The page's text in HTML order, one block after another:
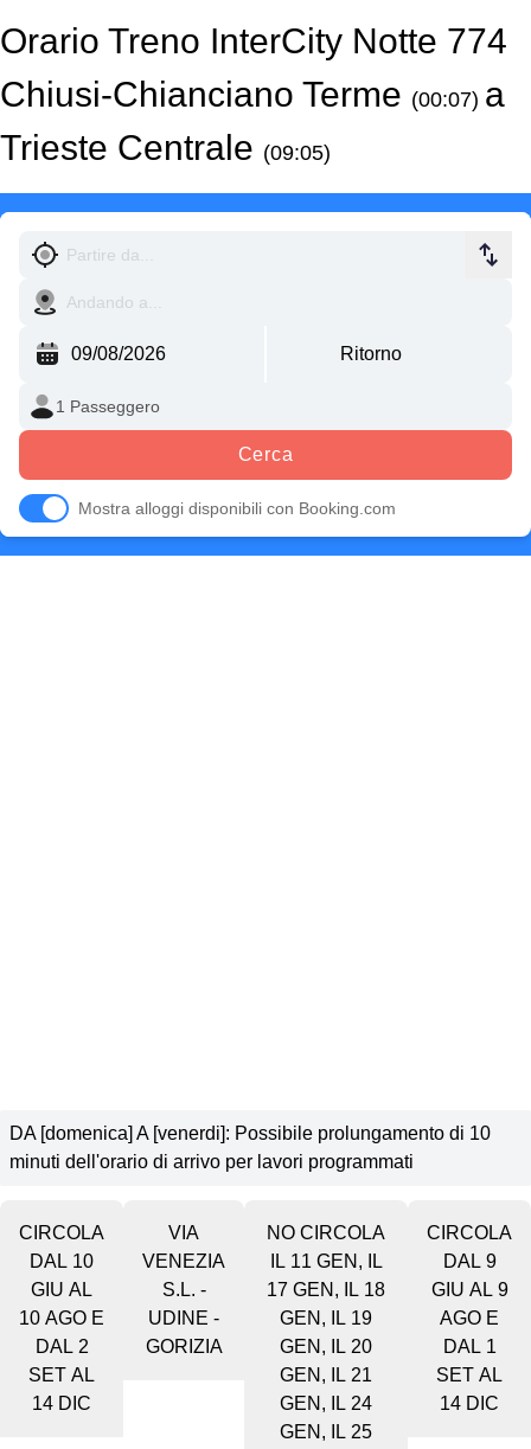
Orario Treno InterCity Notte 774
Chiusi-Chianciano Terme (00:07) a
Trieste Centrale (09:05)
Cerca
Mostra alloggi disponibili con Booking.com
DA [domenica] A [venerdi]: Possibile prolungamento di 10
minuti dell'orario di arrivo per lavori programmati
CIRCOLA
DAL 10
GIU AL
10 AGO E
DAL 2
SET AL
14 DIC
VIA
VENEZIA
S.L. -
UDINE -
GORIZIA
NO CIRCOLA
IL 11 GEN, IL
17 GEN, IL 18
GEN, IL 19
GEN, IL 20
GEN, IL 21
GEN, IL 24
GEN, IL 25
CIRCOLA
DAL 9
GIU AL 9
AGO E
DAL 1
SET AL
14 DIC